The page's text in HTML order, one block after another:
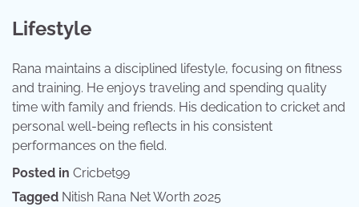
Lifestyle
Rana maintains a disciplined lifestyle, focusing on fitness
and training. He enjoys traveling and spending quality
time with family and friends. His dedication to cricket and
personal well-being reflects in his consistent
performances on the field.
Posted in Cricbet99
Tagged Nitish Rana Net Worth 2025